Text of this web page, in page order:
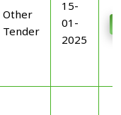
Other
Tender
15-
01-
2025